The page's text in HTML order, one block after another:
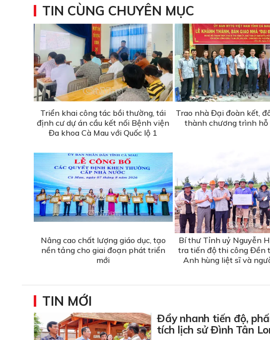
TIN CÙNG CHUYÊN MỤC
Triển khai công tác bồi thường, tái
định cư dự án cầu kết nối Bệnh viện
Đa khoa Cà Mau với Quốc lộ 1
Trao nhà Đại đoàn kết,
thành chương trình hỗ
Nâng cao chất lượng giáo dục, tạo
nền tảng cho giai đoạn phát triển
mới
Bí thư Tỉnh uỷ Nguyễn
tra tiến độ thi công Đền
Anh hùng liệt sĩ và
TIN MỚI
Đẩy nhanh tiến độ,
tích lịch sử Đình